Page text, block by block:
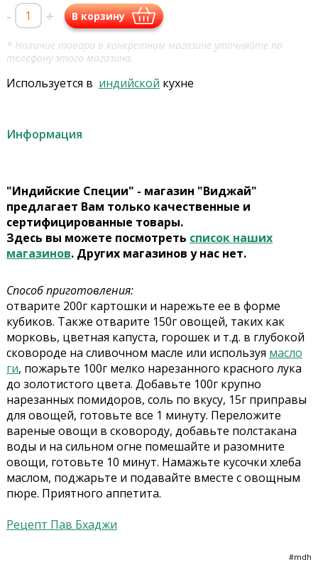
- + В корзину
* Наличие товара в конкретном магазине уточняйте по
телефону этого магазина.
Используется в индийской кухне
Информация
"Индийские Специи" - магазин "Виджай"
предлагает Вам только качественные и
сертифицированные товары.
Здесь вы можете посмотреть список наших
магазинов. Других магазинов у нас нет.
Способ приготовления:
отварите 200г картошки и нарежьте ее в форме
кубиков. Также отварите 150г овощей, таких как
морковь, цветная капуста, горошек и т.д. в глубокой
сковороде на сливочном масле или используя масло
ги, пожарьте 100г мелко нарезанного красного лука
до золотистого цвета. Добавьте 100г крупно
нарезанных помидоров, соль по вкусу, 15г приправы
для овощей, готовьте все 1 минуту. Переложите
вареные овощи в сковороду, добавьте полстакана
воды и на сильном огне помешайте и разомните
овощи, готовьте 10 минут. Намажьте кусочки хлеба
маслом, поджарьте и подавайте вместе с овощным
пюре. Приятного аппетита.
Рецепт Пав Бхаджи
#mdh